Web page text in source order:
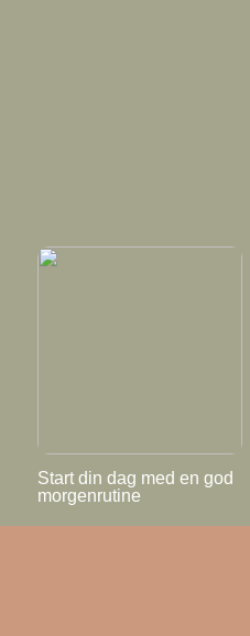
Start din dag med en god
morgenrutine